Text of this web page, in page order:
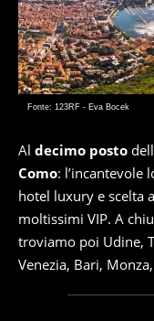
Fonte: 123RF - Eva Bocek
Al decimo posto
Como: l’incantevole
hotel luxury e scelta
moltissimi VIP. A
troviamo poi Udine,
Venezia, Bari,